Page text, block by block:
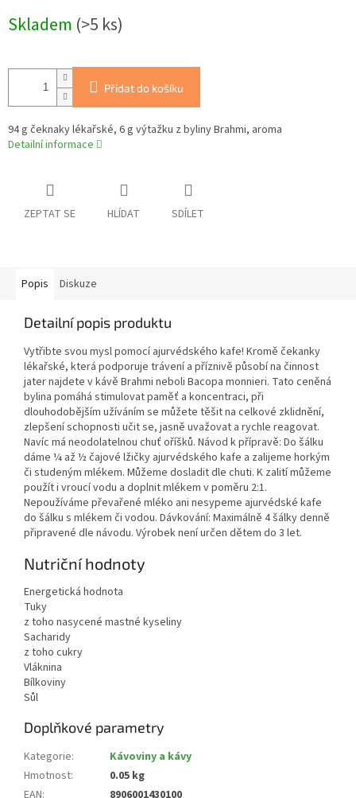
cena:
Skladem (>5 ks)
Přidat do košíku
94 g čeknaky lékařské, 6 g výtažku z byliny Brahmi, aroma
Detailní informace
ZEPTAT SE HLÍDAT SDÍLET
Popis Diskuze
Detailní popis produktu
Vytřibte svou mysl pomocí ajurvédského kafe! Kromě čekanky
lékařské, která podporuje trávení a příznivě působí na činnost
jater najdete v kávě Brahmi neboli Bacopa monnieri. Tato ceněná
bylina pomáhá stimulovat paměť a koncentraci, při
dlouhodobějším užíváním se můžete těšit na celkové zklidnění,
zlepšení schopnosti učit se, jasně uvažovat a rychle reagovat.
Navíc má neodolatelnou chuť oříšků. Návod k přípravě: Do šálku
dáme ¼ až ½ čajové lžičky ajurvédského kafe a zalijeme horkým
či studeným mlékem. Můžeme dosladit dle chuti. K zalití můžeme
použít i vroucí vodu a doplnit mlékem v poměru 2:1.
Nepoužíváme převařené mléko ani nesypeme ajurvédské kafe
do šálku s mlékem či vodou. Dávkování: Maximálně 4 šálky denně
připravené dle návodu. Výrobek není určen dětem do 3 let.
Nutriční hodnoty
Energetická hodnota
Tuky
z toho nasycené mastné kyseliny
Sacharidy
z toho cukry
Vláknina
Bílkoviny
Sůl
Doplňkové parametry
Kategorie:
Kávoviny a kávy
Hmotnost:
0.05 kg